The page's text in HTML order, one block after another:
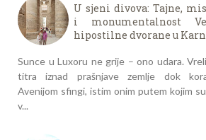
U sjeni divova: Tajne,
i monumentalnost
hipostilne dvorane u
Sunce u Luxoru ne grije – ono udara.
titra iznad prašnjave zemlje dok
Avenijom sfingi, istim onim putem kojim
v...